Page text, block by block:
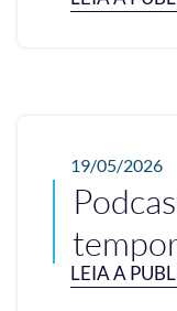
19/05/2026
LEIA A